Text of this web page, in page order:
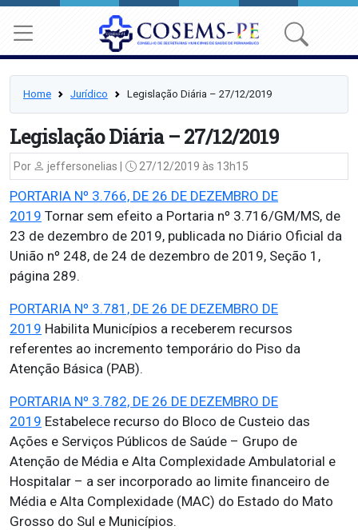
Home Jurídico Legislação Diária – 27/12/2019
Legislação Diária – 27/12/2019
Por jeffersonelias | 27/12/2019 às 13h15
PORTARIA Nº 3.766, DE 26 DE DEZEMBRO DE
2019 Tornar sem efeito a Portaria nº 3.716/GM/MS, de
23 de dezembro de 2019, publicada no Diário Oficial da
União nº 248, de 24 de dezembro de 2019, Seção 1,
página 289.
PORTARIA Nº 3.781, DE 26 DE DEZEMBRO DE
2019 Habilita Municípios a receberem recursos
referentes ao incremento temporário do Piso da
Atenção Básica (PAB).
PORTARIA Nº 3.782, DE 26 DE DEZEMBRO DE
2019 Estabelece recurso do Bloco de Custeio das
Ações e Serviços Públicos de Saúde – Grupo de
Atenção de Média e Alta Complexidade Ambulatorial e
Hospitalar – a ser incorporado ao limite financeiro de
Média e Alta Complexidade (MAC) do Estado do Mato
Grosso do Sul e Municípios.